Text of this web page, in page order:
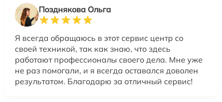
Позднякова Ольга
Я всегда обращаюсь в этот сервис центр со
своей техникой, так как знаю, что здесь
работают профессионалы своего дела. Мне уже
не раз помогали, и я всегда оставался доволен
результатом. Благодарю за отличный сервис!